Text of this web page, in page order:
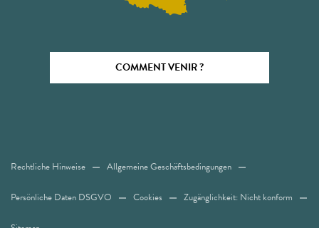
COMMENT VENIR ?
Rechtliche Hinweise Allgemeine Geschäftsbedingungen
Persönliche Daten DSGVO Cookies Zugänglichkeit: Nicht konform